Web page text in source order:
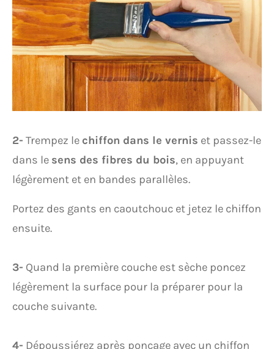
2- Trempez le chiffon dans le vernis et passez-le
dans le sens des fibres du bois, en appuyant
légèrement et en bandes parallèles.
Portez des gants en caoutchouc et jetez le chiffon
ensuite.
3- Quand la première couche est sèche poncez
légèrement la surface pour la préparer pour la
couche suivante.
4- Dépoussiérez après ponçage avec un chiffon